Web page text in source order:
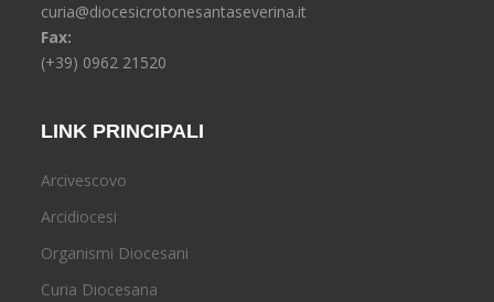
curia@diocesicrotonesantaseverina.it
Fax:
(+39) 0962 21520
LINK PRINCIPALI
Arcivescovo
Arcidiocesi
Organismi Diocesani
Curia Diocesana